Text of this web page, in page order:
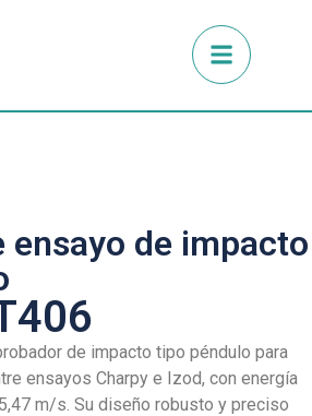
ensayo de impacto
de impacto tipo péndulo para
ensayos Charpy e Izod, con energía
m/s. Su diseño robusto y preciso